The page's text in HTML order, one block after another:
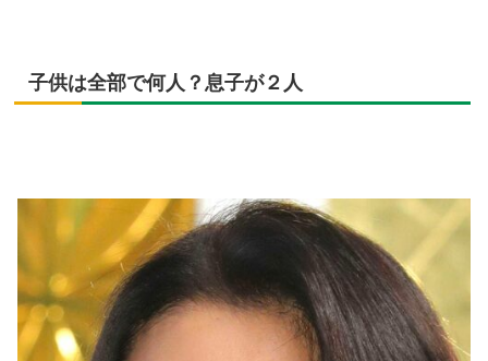
子供は全部で何人？息子が２人